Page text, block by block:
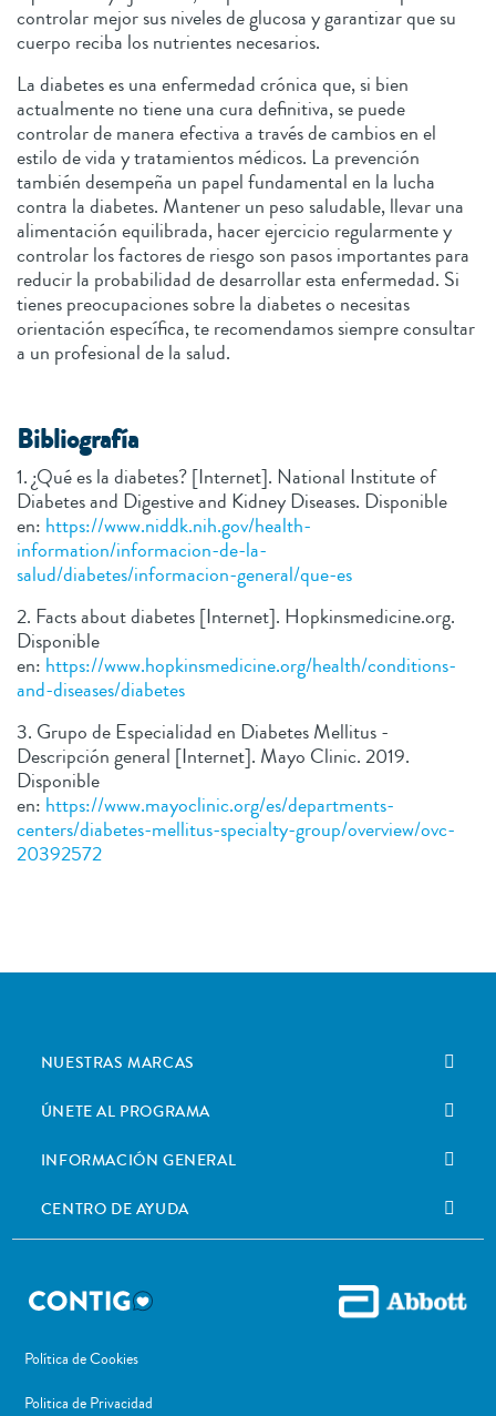
controlar mejor sus niveles de glucosa y garantizar que su
cuerpo reciba los nutrientes necesarios.
La diabetes es una enfermedad crónica que, si bien
actualmente no tiene una cura definitiva, se puede
controlar de manera efectiva a través de cambios en el
estilo de vida y tratamientos médicos. La prevención
también desempeña un papel fundamental en la lucha
contra la diabetes. Mantener un peso saludable, llevar una
alimentación equilibrada, hacer ejercicio regularmente y
controlar los factores de riesgo son pasos importantes para
reducir la probabilidad de desarrollar esta enfermedad. Si
tienes preocupaciones sobre la diabetes o necesitas
orientación específica, te recomendamos siempre consultar
a un profesional de la salud.
Bibliografía
1. ¿Qué es la diabetes? [Internet]. National Institute of
Diabetes and Digestive and Kidney Diseases. Disponible
en: https://www.niddk.nih.gov/health-
information/informacion-de-la-
salud/diabetes/informacion-general/que-es
2. Facts about diabetes [Internet]. Hopkinsmedicine.org.
Disponible
en: https://www.hopkinsmedicine.org/health/conditions-
and-diseases/diabetes
3. Grupo de Especialidad en Diabetes Mellitus -
Descripción general [Internet]. Mayo Clinic. 2019.
Disponible
en: https://www.mayoclinic.org/es/departments-
centers/diabetes-mellitus-specialty-group/overview/ovc-
20392572
NUESTRAS MARCAS
ÚNETE AL PROGRAMA
INFORMACIÓN GENERAL
CENTRO DE AYUDA
Política de Cookies
Politica de Privacidad